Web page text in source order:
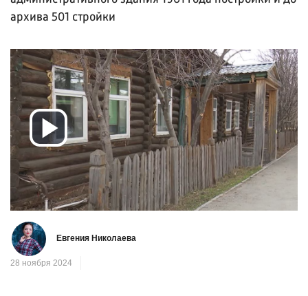
архива 501 стройки
Воспроизвести
видео
Евгения Николаева
28 ноября 2024